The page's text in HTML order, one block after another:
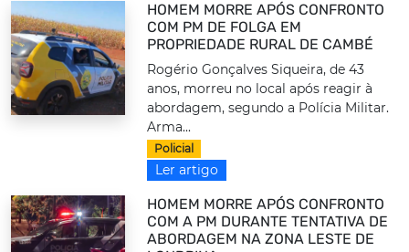
HOMEM MORRE APÓS CONFRONTO
COM PM DE FOLGA EM
PROPRIEDADE RURAL DE CAMBÉ
Rogério Gonçalves Siqueira, de 43
anos, morreu no local após reagir à
abordagem, segundo a Polícia Militar.
Arma...
Policial
Ler artigo
HOMEM MORRE APÓS CONFRONTO
COM A PM DURANTE TENTATIVA DE
ABORDAGEM NA ZONA LESTE DE